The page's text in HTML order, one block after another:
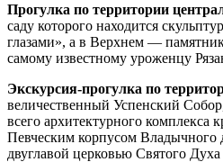
Прогулка по территории
саду которого находится
глазами», а в Верхнем —
самому известному уроженцу
Экскурсия-прогулка по
величественный Успенский
всего архитектурного комплекса
Певческим корпусом Владычного
двуглавой церковью Святого